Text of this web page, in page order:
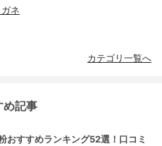
ネ
カテゴリ一覧へ
め記事
おすすめランキング52選！口コミ